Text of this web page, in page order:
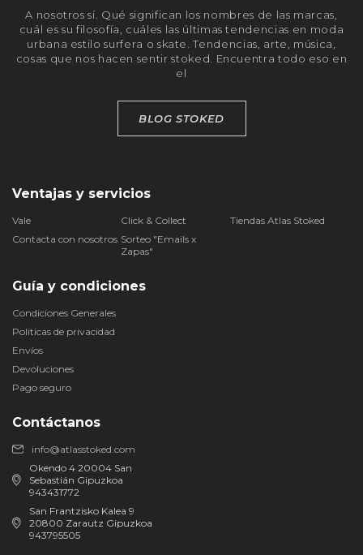
Contáctanos
info@atlasstoked.com
Okendo 4 20004 San
Sebastián Gipuzkoa
943431772
San Frantzisko Kalea 9
20800 Zarautz Gipuzkoa
943795505
Ventajas y servicios
Vale Click & Collect
Tiendas Atlas Stoked
Contacta con nosotros Sorteo "Emails x
Zapas"
Guía y condiciones
Condiciones Generales
Politicas de privacidad
Envíos
Devoluciones
Pago seguro
A nosotros sí. Qué significan los nombres de las marcas,
cuál es su filosofía, cuáles las últimas tendencias en moda
urbana estilo surfera o skate. Tendencias, arte, música,
cosas que nos hacen sentir stoked. Encuentra todo eso en
el
BLOG STOKED